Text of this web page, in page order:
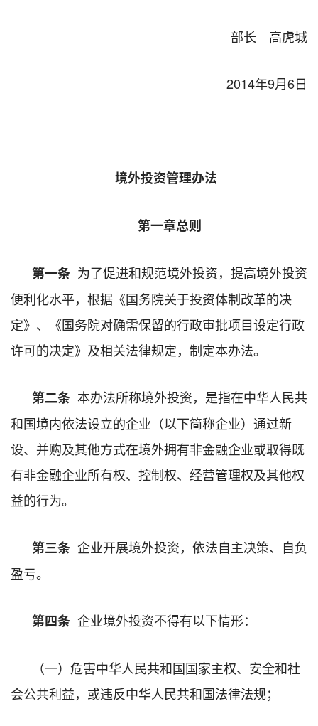
部长 高虎城
2014年9月6日
境外投资管理办法
第一章总则
第一条 为了促进和规范境外投资，提高境外投资
便利化水平，根据《国务院关于投资体制改革的决
定》、《国务院对确需保留的行政审批项目设定行政
许可的决定》及相关法律规定，制定本办法。
第二条 本办法所称境外投资，是指在中华人民共
和国境内依法设立的企业（以下简称企业）通过新
设、并购及其他方式在境外拥有非金融企业或取得既
有非金融企业所有权、控制权、经营管理权及其他权
益的行为。
第三条 企业开展境外投资，依法自主决策、自负
盈亏。
第四条 企业境外投资不得有以下情形：
（一）危害中华人民共和国国家主权、安全和社
会公共利益，或违反中华人民共和国法律法规；